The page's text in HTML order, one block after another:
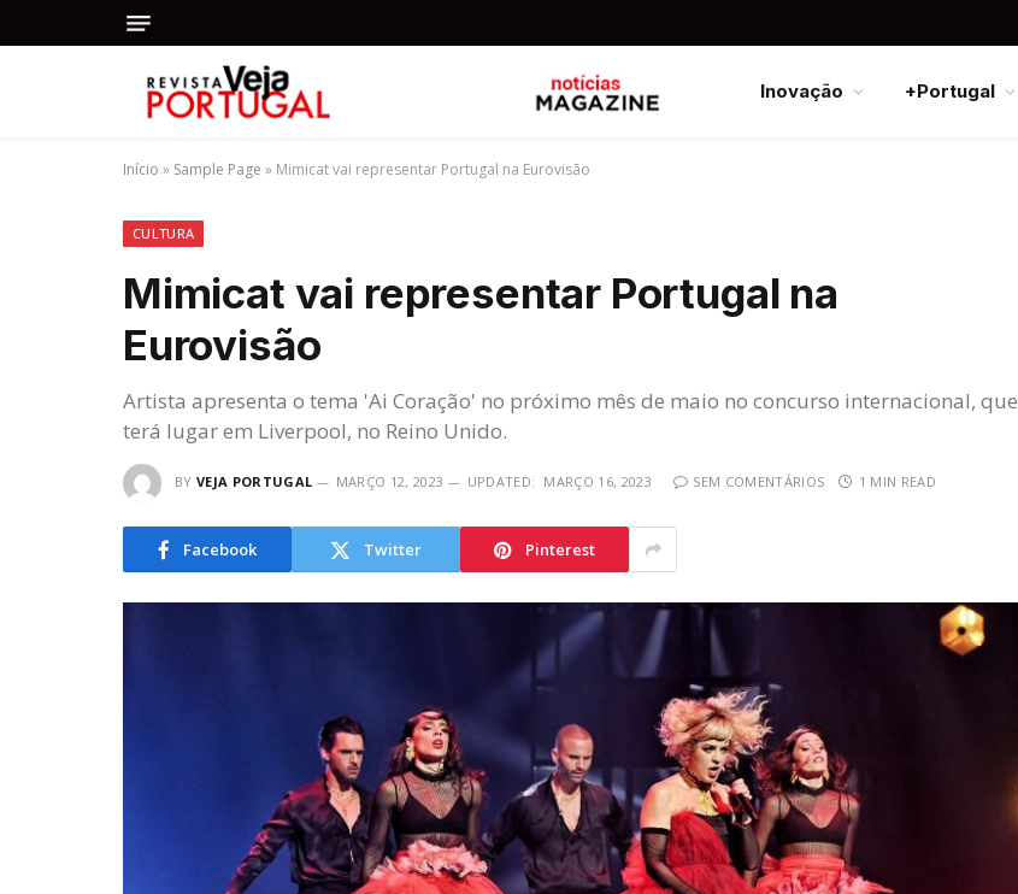
Inovação +Portugal
Início » Sample Page » Mimicat vai representar Portugal na Eurovisão
CULTURA
Mimicat vai representar Portugal na
Eurovisão
Artista apresenta o tema 'Ai Coração' no próximo mês de maio no concurso internacional, que
terá lugar em Liverpool, no Reino Unido.
BY VEJA PORTUGAL MARÇO 12, 2023 UPDATED: MARÇO 16, 2023 SEM COMENTÁRIOS 1 MIN READ
Facebook Twitter Pinterest